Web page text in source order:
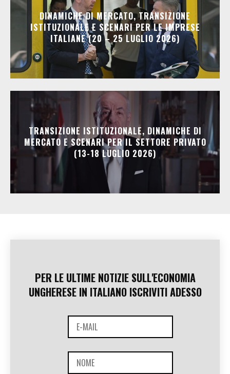
DINAMICHE DI MERCATO, TRANSIZIONE
ISTITUZIONALE E SCENARI PER LE IMPRESE
ITALIANE (20 – 25 LUGLIO 2026)
TRANSIZIONE ISTITUZIONALE, DINAMICHE DI
MERCATO E SCENARI PER IL SETTORE PRIVATO
(13-18 LUGLIO 2026)
PER LE ULTIME NOTIZIE SULL'ECONOMIA
UNGHERESE IN ITALIANO ISCRIVITI ADESSO